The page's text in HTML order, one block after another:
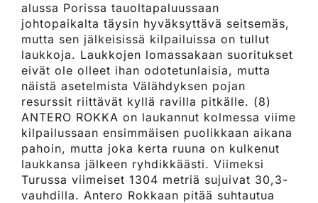
alussa Porissa tauoltapaluussaan
johtopaikalta täysin hyväksyttävä seitsemäs,
mutta sen jälkeisissä kilpailuissa on tullut
laukkoja. Laukkojen lomassakaan suoritukset
eivät ole olleet ihan odotetunlaisia, mutta
näistä asetelmista Välähdyksen pojan
resurssit riittävät kyllä ravilla pitkälle. (8)
ANTERO ROKKA on laukannut kolmessa viime
kilpailussaan ensimmäisen puolikkaan aikana
pahoin, mutta joka kerta ruuna on kulkenut
laukkansa jälkeen ryhdikkäästi. Viimeksi
Turussa viimeiset 1304 metriä sujuivat 30,3-
vauhdilla. Antero Rokkaan pitää suhtautua